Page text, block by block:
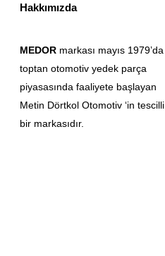
Hakkımızda
MEDOR markası mayıs 1979’da
toptan otomotiv yedek parça
piyasasında faaliyete başlayan
Metin Dörtkol Otomotiv ‘in tescilli
bir markasıdır.